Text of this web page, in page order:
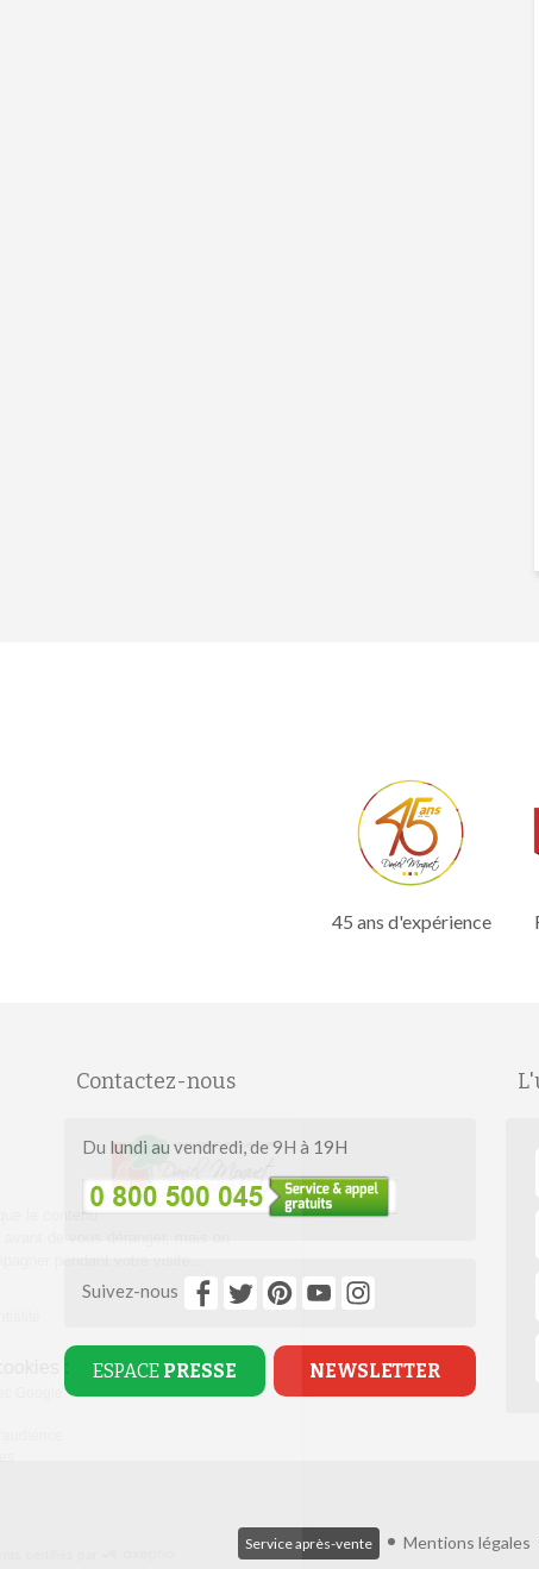
45 ans d'expérience
Contactez-nous
Du lundi au vendredi, de 9H à 19H
Suivez-nous
ESPACE PRESSE NEWSLETTER
Service après-vente Mentions légales
Salut c'est nous...
les Cookies !
On a attendu d'être sûrs que le contenu
C'est OK pour vous ?
À quoi servent ces cookies :
Partage de données avec Google
Consentements certifiés par